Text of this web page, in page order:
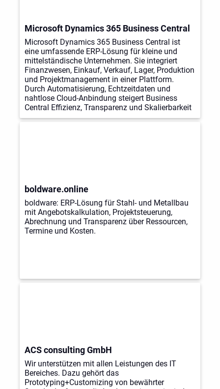
Microsoft Dynamics 365 Business Central
Microsoft Dynamics 365 Business Central ist
eine umfassende ERP-Lösung für kleine und
mittelständische Unternehmen. Sie integriert
Finanzwesen, Einkauf, Verkauf, Lager, Produktion
und Projektmanagement in einer Plattform.
Durch Automatisierung, Echtzeitdaten und
nahtlose Cloud-Anbindung steigert Business
Central Effizienz, Transparenz und Skalierbarkeit
– für fundierte Entscheidungen und nachhaltiges
boldware.online
boldware: ERP-Lösung für Stahl- und Metallbau
mit Angebotskalkulation, Projektsteuerung,
Abrechnung und Transparenz über Ressourcen,
Termine und Kosten.
ACS consulting GmbH
Wir unterstützen mit allen Leistungen des IT
Bereiches. Dazu gehört das
Prototyping+Customizing von bewährter